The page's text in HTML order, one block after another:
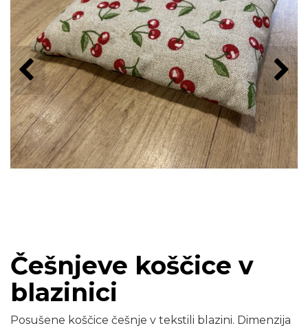
Češnjeve koščice v
blazinici
Posušene koščice češnje v tekstili blazini. Dimenzija